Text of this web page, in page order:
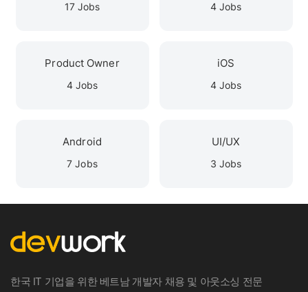
17 Jobs 4 Jobs
Product Owner
4 Jobs
iOS
4 Jobs
Android
7 Jobs
UI/UX
3 Jobs
한국 IT 기업을 위한 베트남 개발자 채용 및 아웃소싱 전문